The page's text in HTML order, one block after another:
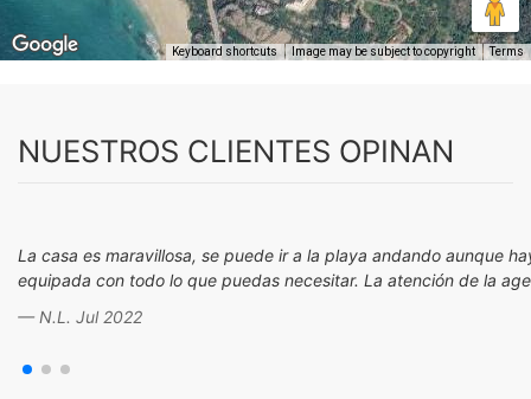
Keyboard shortcuts Image may be subject to copyright Terms
NUESTROS CLIENTES OPINAN
La casa es maravillosa, se puede ir a la playa andando aunque
equipada con todo lo que puedas necesitar. La atención de la
N.L. Jul 2022